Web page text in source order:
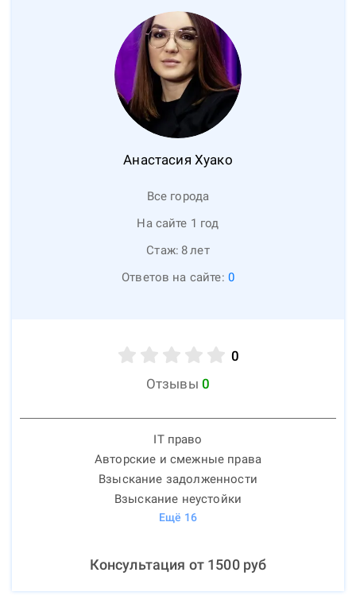
Анастасия Хуако
Все города
На сайте 1 год
Стаж: 8лет
Ответов на сайте: 0
0
Отзывы 0
IT право
Авторские и смежные права
Взыскание задолженности
Взыскание неустойки
Ещё 16
Консультация от 1500руб